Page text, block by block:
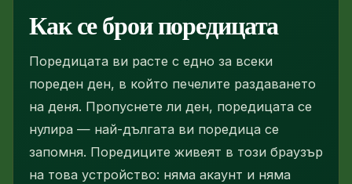
Как се брои поредицата
Поредицата ви расте с едно за всеки
пореден ден, в който печелите раздаването
на деня. Пропуснете ли ден, поредицата се
нулира — най-дългата ви поредица се
запомня. Поредиците живеят в този браузър
на това устройство: няма акаунт и няма